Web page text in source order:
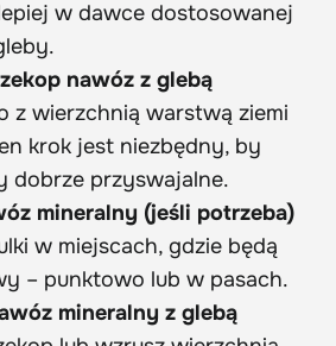
w dawce dostosowanej
nawóz z glebą
z wierzchnią warstwą ziemi
krok jest niezbędny, by
dobrze przyswajalne.
mineralny (jeśli potrzeba)
w miejscach, gdzie będą
– punktowo lub w pasach.
mineralny z glebą